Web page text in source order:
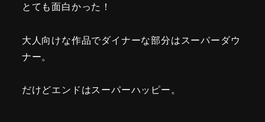
とても面白かった！
大人向けな作品でダイナーな部分はスーパーダウ
ナー。
だけどエンドはスーパーハッピー。